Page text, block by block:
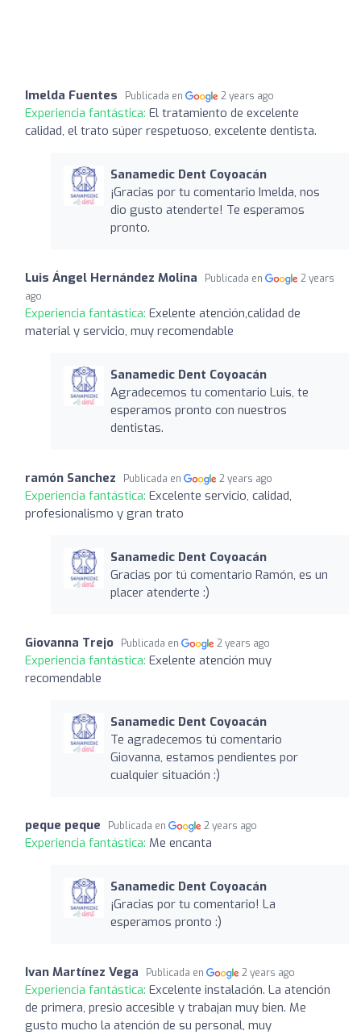
Imelda Fuentes Publicada en 2 years ago
Experiencia fantástica: El tratamiento de excelente
calidad, el trato súper respetuoso, excelente dentista.
Sanamedic Dent Coyoacán
¡Gracias por tu comentario Imelda, nos
dio gusto atenderte! Te esperamos
pronto.
Luis Ángel Hernández Molina Publicada en
2 years
ago
Experiencia fantástica: Exelente atención,calidad de
material y servicio, muy recomendable
Sanamedic Dent Coyoacán
Agradecemos tu comentario Luis, te
esperamos pronto con nuestros
dentistas.
ramón Sanchez Publicada en 2 years ago
Experiencia fantástica: Excelente servicio, calidad,
profesionalismo y gran trato
Sanamedic Dent Coyoacán
Gracias por tú comentario Ramón, es un
placer atenderte :)
Giovanna Trejo Publicada en 2 years ago
Experiencia fantástica: Exelente atención muy
recomendable
Sanamedic Dent Coyoacán
Te agradecemos tú comentario
Giovanna, estamos pendientes por
cualquier situación :)
peque peque Publicada en 2 years ago
Experiencia fantástica: Me encanta
Sanamedic Dent Coyoacán
¡Gracias por tu comentario! La
esperamos pronto :)
Ivan Martínez Vega Publicada en 2 years ago
Experiencia fantástica: Excelente instalación. La atención
de primera, presio accesible y trabajan muy bien. Me
gusto mucho la atención de su personal, muy